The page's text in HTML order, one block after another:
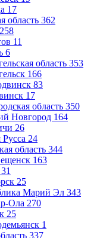
17
область 362
258
11
6
область 353
166
83
17
область 350
Новгород 164
26
Русса 24
область 344
163
31
25
Марий Эл 343
Ола 270
25
1
337